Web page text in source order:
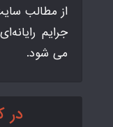
از مطالب
جرایم
می شود.
در